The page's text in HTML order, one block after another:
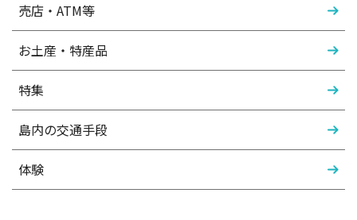
売店・ATM等
お土産・特産品
特集
島内の交通手段
体験